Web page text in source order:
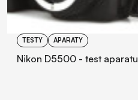
TESTY APARATY
Nikon D5500 - test aparatu